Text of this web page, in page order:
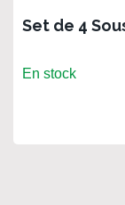
Set de 4
En stock